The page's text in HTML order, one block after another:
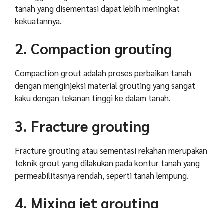
tanah yang disementasi dapat lebih meningkat
kekuatannya.
2. Compaction grouting
Compaction grout adalah proses perbaikan tanah
dengan menginjeksi material grouting yang sangat
kaku dengan tekanan tinggi ke dalam tanah.
3. Fracture grouting
Fracture grouting atau sementasi rekahan merupakan
teknik grout yang dilakukan pada kontur tanah yang
permeabilitasnya rendah, seperti tanah lempung.
4. Mixing jet grouting